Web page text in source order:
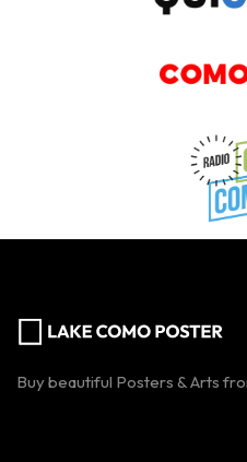
Buy beautiful Posters & Arts